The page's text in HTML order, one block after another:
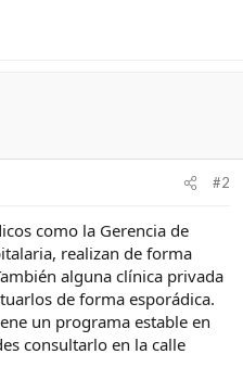
#2
como la Gerencia de
realizan de forma
alguna clínica privada
de forma esporádica.
un programa estable en
consultarlo en la calle